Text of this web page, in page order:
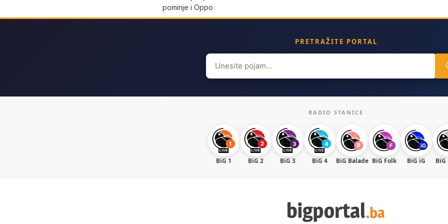
pominje i Oppo
PRETRAŽITE PORTAL
Search
for:
RADIO STANICE
BiG 1 BiG 2 BiG 3 BiG 4 BiG Balade BiG Folk BiG iG BiG